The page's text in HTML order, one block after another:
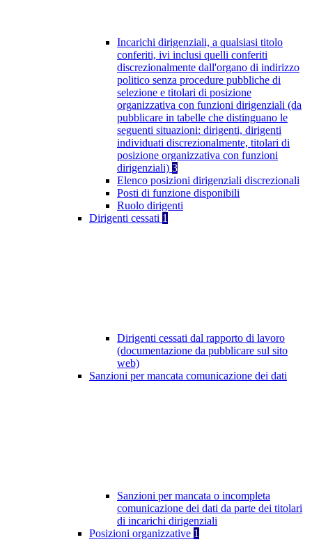
Incarichi dirigenziali, a qualsiasi titolo
conferiti, ivi inclusi quelli conferiti
discrezionalmente dall'organo di indirizzo
politico senza procedure pubbliche di
selezione e titolari di posizione
organizzativa con funzioni dirigenziali (da
pubblicare in tabelle che distinguano le
seguenti situazioni: dirigenti, dirigenti
individuati discrezionalmente, titolari di
posizione organizzativa con funzioni
dirigenziali) 3
Elenco posizioni dirigenziali discrezionali
Posti di funzione disponibili
Ruolo dirigenti
Dirigenti cessati 1
Dirigenti cessati dal rapporto di lavoro
(documentazione da pubblicare sul sito
web)
Sanzioni per mancata comunicazione dei dati
Sanzioni per mancata o incompleta
comunicazione dei dati da parte dei titolari
di incarichi dirigenziali
Posizioni organizzative 1